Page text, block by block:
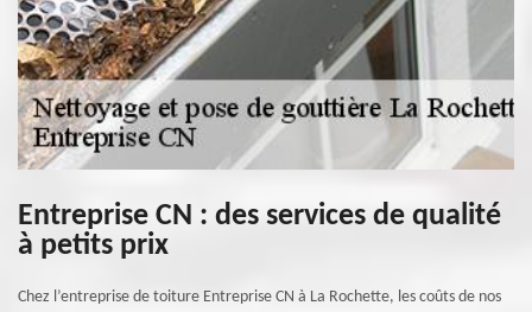
Entreprise CN : des services de qualité
à petits prix
Chez l’entreprise de toiture Entreprise CN à La Rochette, les coûts de nos